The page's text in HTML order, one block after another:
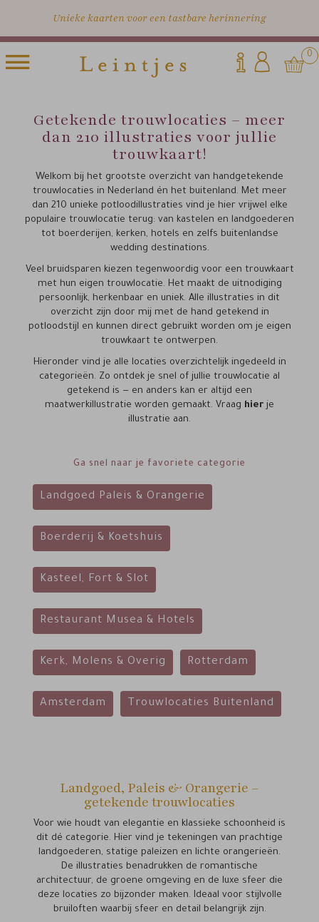
Unieke kaarten voor een tastbare herinnering
0
Getekende trouwlocaties – meer
dan 210 illustraties voor jullie
trouwkaart!
Welkom bij het grootste overzicht van handgetekende
trouwlocaties in Nederland én het buitenland. Met meer
dan 210 unieke potloodillustraties vind je hier vrijwel elke
populaire trouwlocatie terug: van kastelen en landgoederen
tot boerderijen, kerken, hotels en zelfs buitenlandse
wedding destinations.
Veel bruidsparen kiezen tegenwoordig voor een trouwkaart
met hun eigen trouwlocatie. Het maakt de uitnodiging
persoonlijk, herkenbaar en uniek. Alle illustraties in dit
overzicht zijn door mij met de hand getekend in
potloodstijl en kunnen direct gebruikt worden om je eigen
trouwkaart te ontwerpen.
Hieronder vind je alle locaties overzichtelijk ingedeeld in
categorieën. Zo ontdek je snel of jullie trouwlocatie al
getekend is — en anders kan er altijd een
maatwerkillustratie worden gemaakt. Vraag hier je
illustratie aan.
Ga snel naar je favoriete categorie
Landgoed Paleis & Orangerie
Boerderij & Koetshuis
Kasteel, Fort & Slot
Restaurant Musea & Hotels
Kerk, Molens & Overig Rotterdam
Amsterdam Trouwlocaties Buitenland
Landgoed, Paleis & Orangerie –
getekende trouwlocaties
Voor wie houdt van elegantie en klassieke schoonheid is
dit dé categorie. Hier vind je tekeningen van prachtige
landgoederen, statige paleizen en lichte orangerieën.
De illustraties benadrukken de romantische
architectuur, de groene omgeving en de luxe sfeer die
deze locaties zo bijzonder maken. Ideaal voor stijlvolle
bruiloften waarbij sfeer en detail belangrijk zijn.